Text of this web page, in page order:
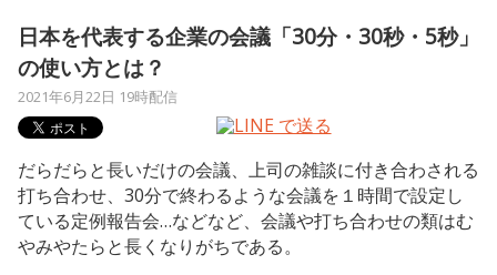
日本を代表する企業の会議「30分・30秒・5秒」
の使い方とは？
2021年6月22日 19時配信
だらだらと長いだけの会議、上司の雑談に付き合わされる
打ち合わせ、30分で終わるような会議を１時間で設定し
ている定例報告会…などなど、会議や打ち合わせの類はむ
やみやたらと長くなりがちである。